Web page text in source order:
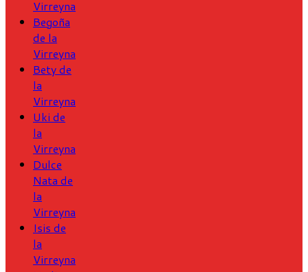
Virreyna
Begoña
de la
Virreyna
Bety de
la
Virreyna
Uki de
la
Virreyna
Dulce
Nata de
la
Virreyna
Isis de
la
Virreyna